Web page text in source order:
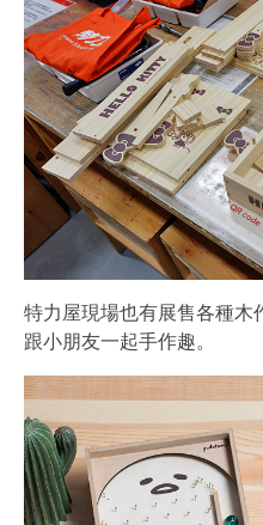
特力屋現場也有展售各種木
跟小朋友一起手作趣。